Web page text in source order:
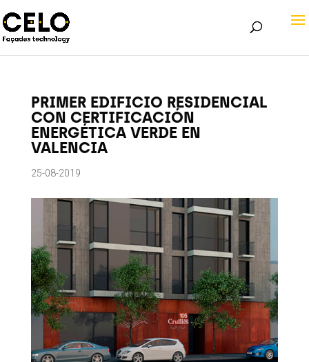
PRIMER EDIFICIO RESIDENCIAL
CON CERTIFICACIÓN
ENERGÉTICA VERDE EN
VALENCIA
25-08-2019